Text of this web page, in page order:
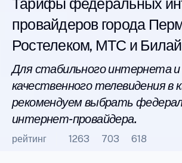
Тарифы федеральных
провайдеров города
Ростелеком, МТС и
Для стабильного интернета и
качественного телевидения в
рекомендуем выбрать
интернет-провайдера.
рейтинг 1263 703 618